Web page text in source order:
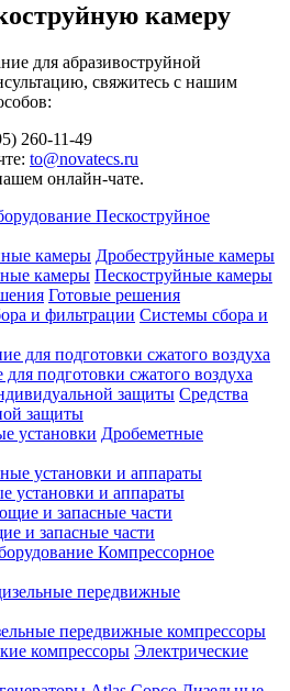
камеру
для абразивоструйной
свяжитесь с нашим
260-11-49
to@novatecs.ru
онлайн-чате.
Пескоструйное
Дробеструйные камеры
Пескоструйные камеры
Готовые решения
Системы сбора и
подготовки сжатого воздуха
Средства
защиты
Дробеметные
установки и аппараты
и запасные части
Компрессорное
передвижные компрессоры
Электрические